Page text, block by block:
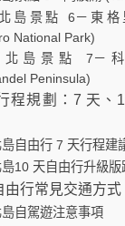
島景點 6－東格
National Park)
北島景點 7－
Peninsula)
程規劃：7 天、
自由行 7 天行程建
10 天自由行升級版
由行常見交通方式
自駕遊注意事項